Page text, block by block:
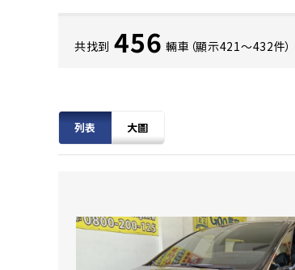
共找到 456 輛車（顯示421〜432件）
列表 大圖